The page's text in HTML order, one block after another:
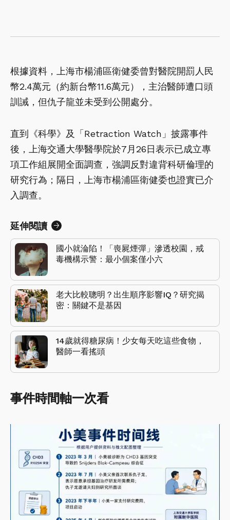
根據資料，上海市楊浦區衛健委曾對醫院開罰人民
幣2.4萬元（約新台幣11.6萬元），主治醫師遭口頭
訓誡，但仇子龍並未受到公開處分。
直到《科學》及「Retraction Watch」披露事件
後，上海交通大學醫學院於7月26日表示已成立專
項工作組展開全面調查，強調反對違背科研倫理的
研究行為；隔日，上海市楊浦區衛健委也證實已介
入調查。
延伸閱讀
國小就淪陷！「喪屍煙彈」滲透校園，戒
毒機構示警：最小個案僅小六
老大比較聰明？出生順序影響IQ？研究揭
密：關鍵不是基因
14歲就得糖尿病！少女每天吃這些食物，
醫師一看搖頭
事件時間軸一次看